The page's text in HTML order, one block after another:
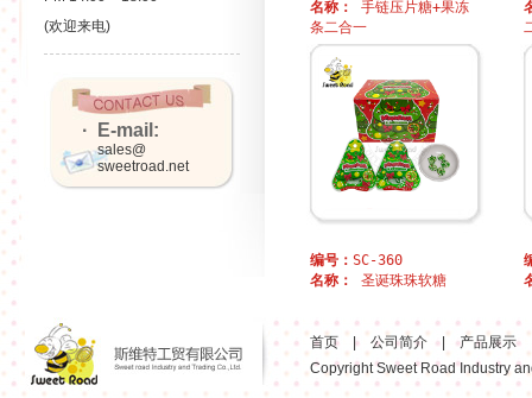
(欢迎来电)
· E-mail:
sales@
sweetroad.net
名称：
手链压片糖+果冻
条二合一
编号： SC-360
名称：
圣诞珠珠软糖
首页 | 公司简介 |产品展示
Copyright Sweet Road Industry